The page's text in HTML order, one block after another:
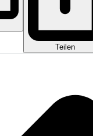
Teilen